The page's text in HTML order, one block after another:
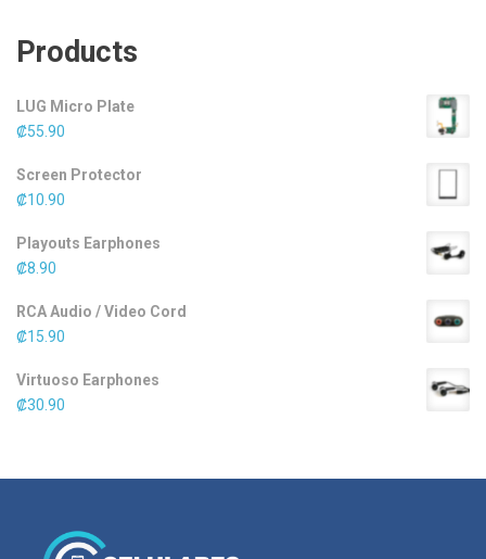
Products
LUG Micro Plate
₡55.90
Screen Protector
₡10.90
Playouts Earphones
₡8.90
RCA Audio / Video Cord
₡15.90
Virtuoso Earphones
₡30.90